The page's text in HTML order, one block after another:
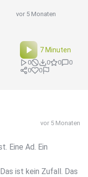
vor 5 Monaten
7 Minuten
0 0 0
0
0
0
vor 5 Monaten
Eine Ad. Ein
ist kein Zufall. Das